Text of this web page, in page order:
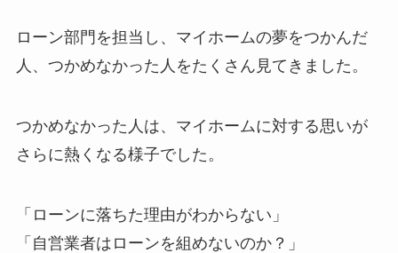
ローン部門を担当し、マイホームの夢をつかんだ
人、つかめなかった人をたくさん見てきました。
つかめなかった人は、マイホームに対する思いが
さらに熱くなる様子でした。
「ローンに落ちた理由がわからない」
「自営業者はローンを組めないのか？」